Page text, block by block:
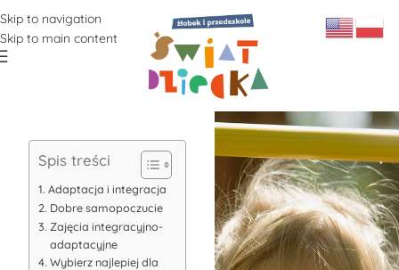
Skip to navigation
Skip to main content
Spis treści
Adaptacja i integracja
Dobre samopoczucie
Zajęcia integracyjno-
adaptacyjne
Wybierz najlepiej dla